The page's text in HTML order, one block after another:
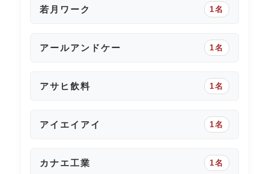
若月ワーク 1名
アールアンドケー 1名
アサヒ飲料 1名
アイエイアイ 1名
カナエ工業 1名